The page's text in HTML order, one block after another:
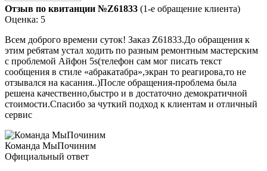
Отзыв по квитанции №Z61833 (1-е обращение клиента)
Оценка: 5
Всем доброго времени суток! Заказ Z61833.До обращения к
этим ребятам устал ходить по разным ремонтным мастерским
с проблемой Айфон 5s(телефон сам мог писать текст
сообщения в стиле «абракатабра»,экран то реагирова,то не
отзывался на касания..)После обращения-проблема была
решена качественно,быстро и в достаточно демократичной
стоимости.Спасибо за чуткий подход к клиентам и отличный
сервис
Команда МыПочиним
Официальный ответ